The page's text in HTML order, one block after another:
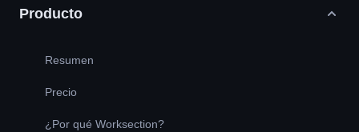
Producto
Resumen
Precio
¿Por qué Worksection?